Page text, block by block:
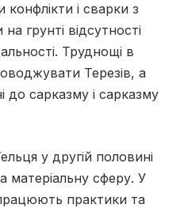
і сварки з
грунті відсутності
Труднощі в
Терезів, а
до сарказму і сарказму
у другій половині
матеріальну сферу. У
практики та